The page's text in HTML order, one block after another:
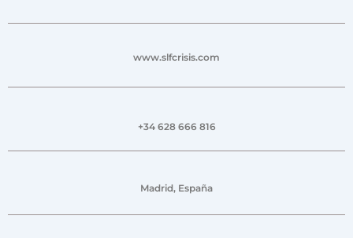
www.slfcrisis.com
+34 628 666 816
Madrid, España